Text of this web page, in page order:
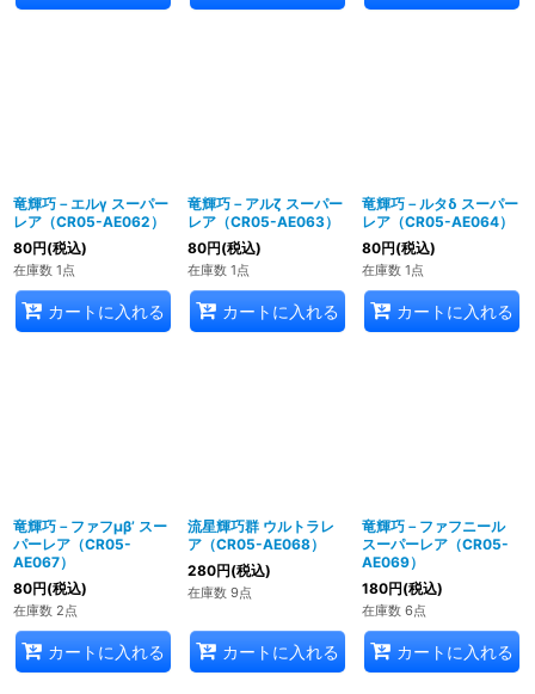
竜輝巧－エルγ スーパー
レア（CR05-AE062）
80円(税込)
在庫数 1点
カートに入れる
竜輝巧－アルζ スーパー
レア（CR05-AE063）
80円(税込)
在庫数 1点
カートに入れる
竜輝巧－ルタδ スーパー
レア（CR05-AE064）
80円(税込)
在庫数 1点
カートに入れる
竜輝巧－ファフμβ’ スー
パーレア（CR05-
AE067）
80円(税込)
在庫数 2点
カートに入れる
流星輝巧群 ウルトラレ
ア（CR05-AE068）
280円(税込)
在庫数 9点
カートに入れる
竜輝巧－ファフニール
スーパーレア（CR05-
AE069）
180円(税込)
在庫数 6点
カートに入れる